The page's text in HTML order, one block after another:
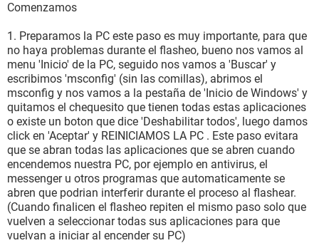
Comenzamos
1. Preparamos la PC este paso es muy importante, para que
no haya problemas durante el flasheo, bueno nos vamos al
menu 'Inicio' de la PC, seguido nos vamos a 'Buscar' y
escribimos 'msconfig' (sin las comillas), abrimos el
msconfig y nos vamos a la pestaña de 'Inicio de Windows' y
quitamos el chequesito que tienen todas estas aplicaciones
o existe un boton que dice 'Deshabilitar todos', luego damos
click en 'Aceptar' y REINICIAMOS LA PC . Este paso evitara
que se abran todas las aplicaciones que se abren cuando
encendemos nuestra PC, por ejemplo en antivirus, el
messenger u otros programas que automaticamente se
abren que podrian interferir durante el proceso al flashear.
(Cuando finalicen el flasheo repiten el mismo paso solo que
vuelven a seleccionar todas sus aplicaciones para que
vuelvan a iniciar al encender su PC)